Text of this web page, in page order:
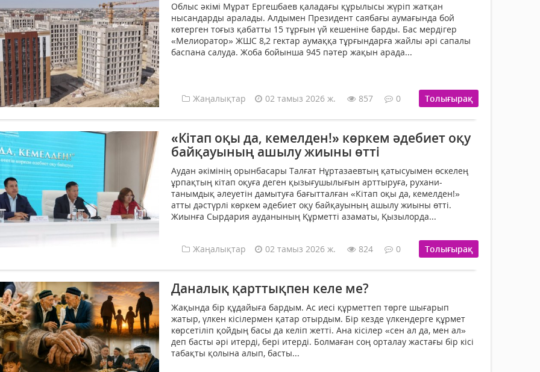
Облыс әкімі Мұрат Ергешбаев қаладағы құрылысы жүріп жатқан
нысандарды аралады. Алдымен Президент саябағы аумағында бой
көтерген тоғыз қабатты 15 тұрғын үй кешеніне барды. Бас мердігер
«Мелиоратор» ЖШС 8,2 гектар аумаққа тұрғындарға жайлы әрі сапалы
баспана салуда. Жоба бойынша 945 пәтер жақын арада...
Жаңалықтар 02 тамыз 2026 ж. 857 0 Толығырақ
«Кітап оқы да, кемелден!» көркем әдебиет оқу
байқауының ашылу жиыны өтті
Аудан әкімінің орынбасары Талғат Нұртазаевтың қатысуымен өскелең
ұрпақтың кітап оқуға деген қызығушылығын арттыруға, рухани-
танымдық әлеуетін дамытуға бағытталған «Кітап оқы да, кемелден!»
атты дәстүрлі көркем әдебиет оқу байқауының ашылу жиыны өтті.
Жиынға Сырдария ауданының Құрметті азаматы, Қызылорда...
Жаңалықтар 02 тамыз 2026 ж. 824 0 Толығырақ
Даналық қарттықпен келе ме?
Жақында бір құдайыға бардым. Ас иесі құрметтеп төрге шығарып
жатыр, үлкен кісілермен қатар отырдым. Бір кезде үлкендерге құрмет
көрсетіліп қойдың басы да келіп жетті. Ана кісілер «сен ал да, мен ал»
деп басты әрі итерді, бері итерді. Болмаған соң орталау жастағы бір кісі
табақты қолына алып, басты...